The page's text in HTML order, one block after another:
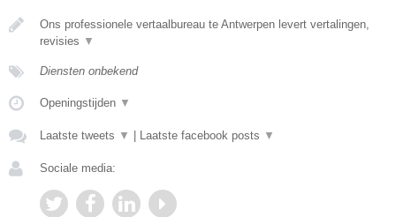
Ons professionele vertaalbureau te Antwerpen levert vertalingen,
revisies ▼
Diensten onbekend
Openingstijden ▼
Laatste tweets ▼ Laatste facebook posts ▼
Sociale media: